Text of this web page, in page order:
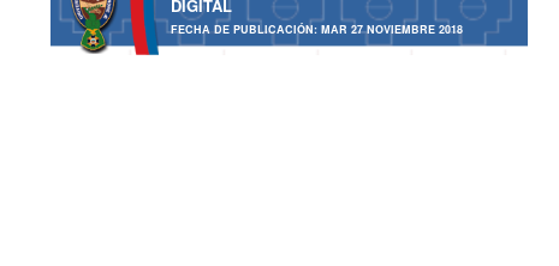
DIGITAL
FECHA DE PUBLICACIÓN: MAR 27 NOVIEMBRE 2018